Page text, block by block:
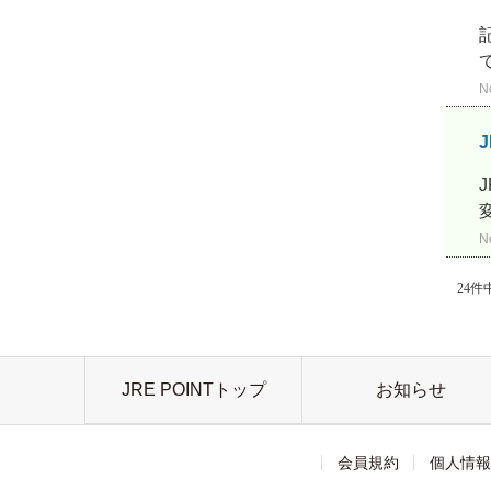
24件
JRE POINTトップ お知らせ
会員規約 個人情